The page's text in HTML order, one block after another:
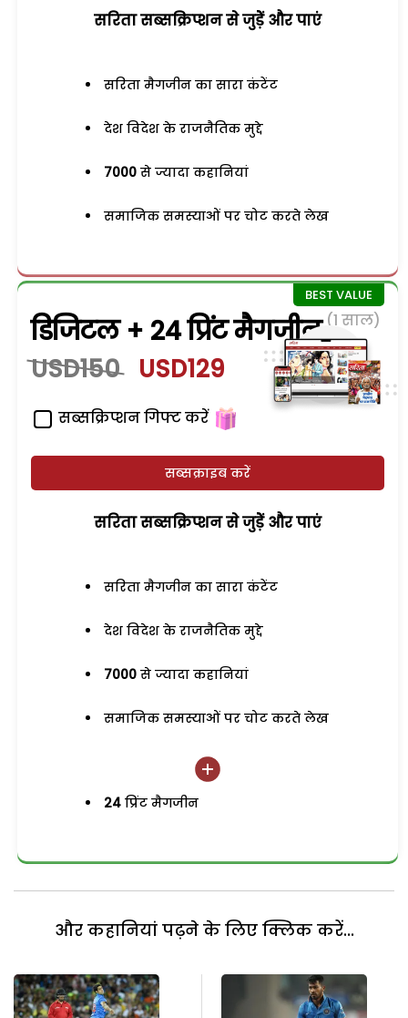
सरिता सब्सक्रिप्शन से जुड़ेें और पाएं
सरिता मैगजीन का सारा कंटेंट
देश विदेश के राजनैतिक मुद्दे
7000 से ज्यादा कहानियां
समाजिक समस्याओं पर चोट करते लेख
डिजिटल + 24 प्रिंट मैगजीन (1 साल)
USD150 USD129
सब्सक्रिप्शन गिफ्ट करें
सब्सक्राइब करें
सरिता सब्सक्रिप्शन से जुड़ेें और पाएं
सरिता मैगजीन का सारा कंटेंट
देश विदेश के राजनैतिक मुद्दे
7000 से ज्यादा कहानियां
समाजिक समस्याओं पर चोट करते लेख
24 प्रिंट मैगजीन
और कहानियां पढ़ने के लिए क्लिक करें...